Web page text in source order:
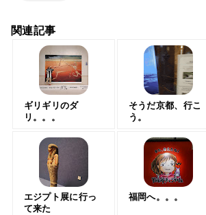
関連記事
ギリギリのダ
リ。。。
そうだ京都、行こ
う。
エジプト展に行っ
て来た
福岡へ。。。